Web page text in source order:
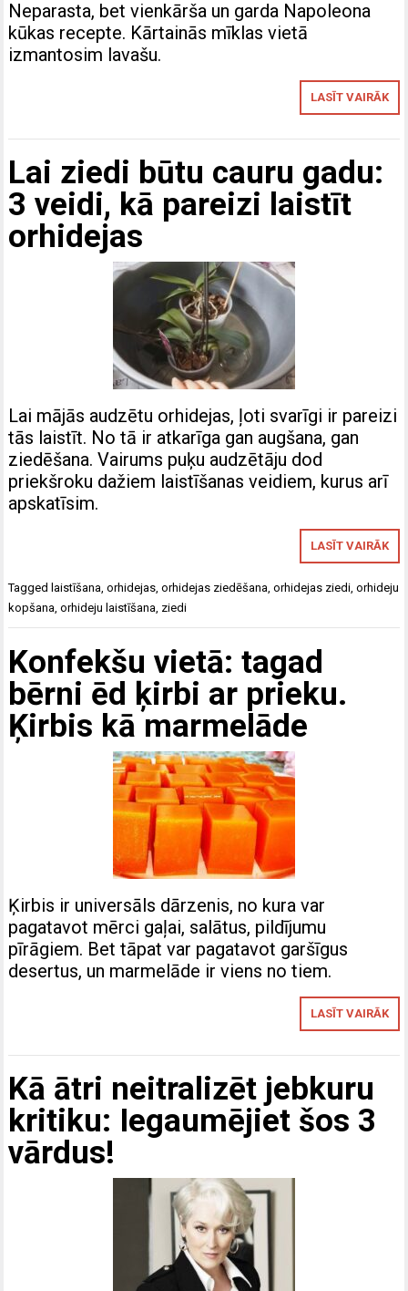
Neparasta, bet vienkārša un garda Napoleona
kūkas recepte. Kārtainās mīklas vietā
izmantosim lavašu.
LASĪT VAIRĀK
Lai ziedi būtu cauru gadu:
3 veidi, kā pareizi laistīt
orhidejas
Lai mājās audzētu orhidejas, ļoti svarīgi ir pareizi
tās laistīt. No tā ir atkarīga gan augšana, gan
ziedēšana. Vairums puķu audzētāju dod
priekšroku dažiem laistīšanas veidiem, kurus arī
apskatīsim.
LASĪT VAIRĀK
Tagged laistīšana,orhidejas,orhidejas ziedēšana,orhidejas ziedi,orhideju
kopšana,orhideju laistīšana, ziedi
Konfekšu vietā: tagad
bērni ēd ķirbi ar prieku.
Ķirbis kā marmelāde
Ķirbis ir universāls dārzenis, no kura var
pagatavot mērci gaļai, salātus, pildījumu
pīrāgiem. Bet tāpat var pagatavot garšīgus
desertus, un marmelāde ir viens no tiem.
LASĪT VAIRĀK
Kā ātri neitralizēt jebkuru
kritiku: Iegaumējiet šos 3
vārdus!